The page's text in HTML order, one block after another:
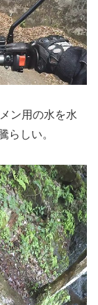
ン用の水を水
らしい。